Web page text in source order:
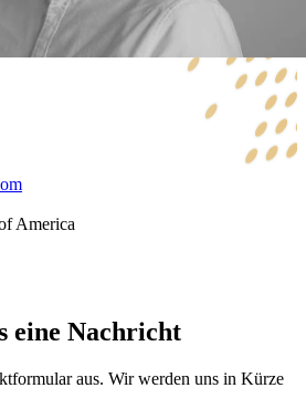
America
eine Nachricht
aus. Wir werden uns in Kürze